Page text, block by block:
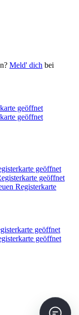
Meld' dich bei
geöffnet
geöffnet
geöffnet
geöffnet
Registerkarte
geöffnet
geöffnet